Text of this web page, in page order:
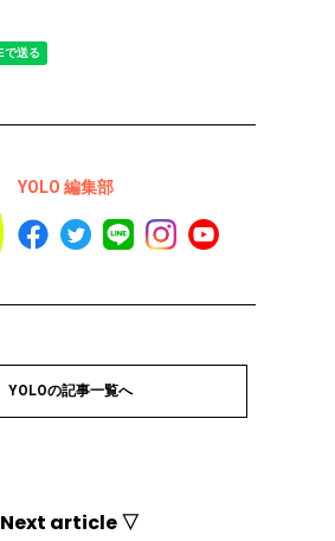
YOLO 編集部
YOLOの記事一覧へ
Next article ▽